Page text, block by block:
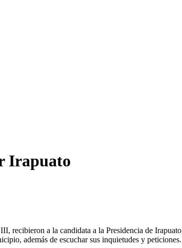
Irapuato
recibieron a la candidata a la Presidencia de
además de escuchar sus inquietudes y peticiones.